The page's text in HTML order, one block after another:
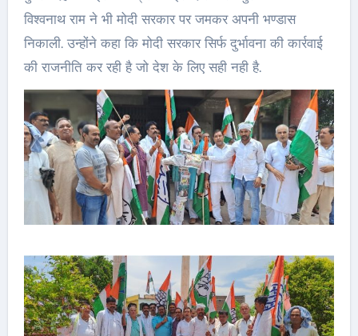
विश्वनाथ राम ने भी मोदी सरकार पर जमकर अपनी भण्डास
निकाली. उन्होंने कहा कि मोदी सरकार सिर्फ दुर्भावना की कार्रवाई
की राजनीति कर रही है जो देश के लिए सही नही है.